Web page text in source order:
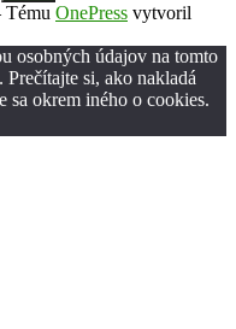
Tému OnePress vytvoril
osobných údajov na tomto
si, ako nakladá
sa okrem iného o cookies.